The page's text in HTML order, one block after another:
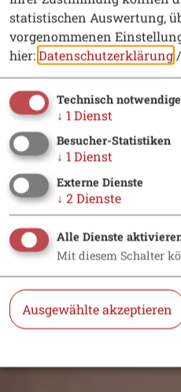
statistischen Auswertung,
vorgenommenen
hier:Datenschutzerklärung/
Technisch
↓ 1Dienst
Besucher-Statistiken
↓ 1Dienst
Externe Dienste
↓ 2 Dienste
Alle Dienste
Mit diesem Schalter
Ausgewählte akzeptieren